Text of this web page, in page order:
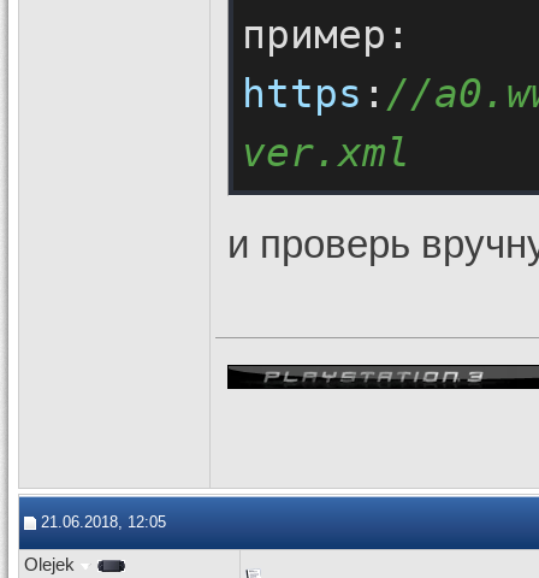
https : //
ver.xml
и проверь
21.06.2018, 12:05
Olejek